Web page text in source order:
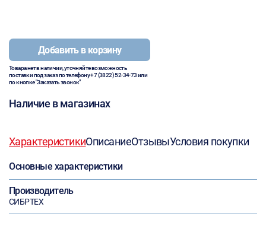
Добавить в корзину
Товара нет в наличии, уточняйте возможность
поставки под заказ по телефону+7 (3822) 52-34-73или
по кнопке "Заказать звонок"
Наличие в магазинах
ХарактеристикиОписаниеОтзывыУсловия покупки
Основные характеристики
Производитель
СИБРТЕХ